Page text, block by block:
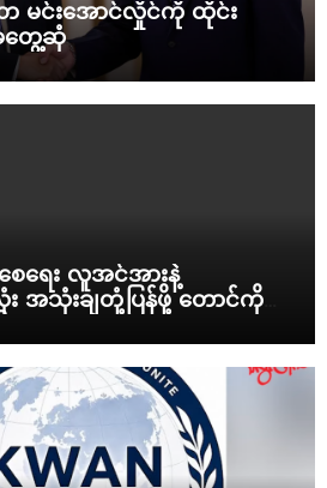
တ မင်းအောင်လှိုင်ကို ထိုင်း
တွေ့ဆုံ
ေရေး လူအင်အားနဲ့
အသုံးချတုံ့ပြန်ဖို့ တောင်ကိုရီး